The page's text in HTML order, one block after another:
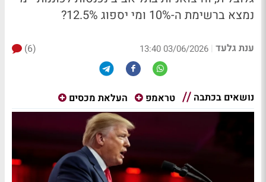
נמצא ברשימת ה-10% ומי יספוג 12.5%?
ענת גלעד |
03/06/2026 13:40
(6)
נושאים בכתבה טראמפ העלאת מכסים